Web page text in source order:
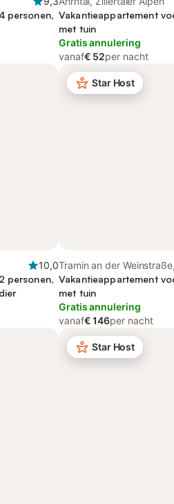
personen, Vakantieappartement
met tuin
Gratis annulering
vanaf€ 52per nacht
10,0
personen,
Star Host
Tramin an der Weinstraße,
Nonsberggruppe
Vakantieappartement
met tuin
Gratis annulering
vanaf€ 146per nacht
Star Host